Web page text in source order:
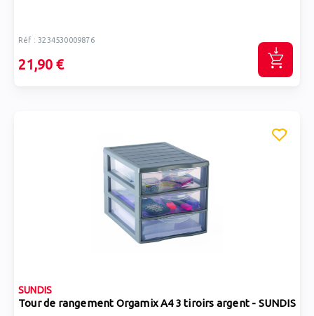
Réf : 3234530009876
21,90 €
SUNDIS
Tour de rangement Orgamix A4 3 tiroirs argent - SUNDIS